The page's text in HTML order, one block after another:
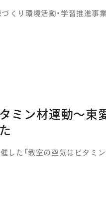
くり環境活動・学習推進事業
ミン材運動～東
した「教室の空気はビタミ